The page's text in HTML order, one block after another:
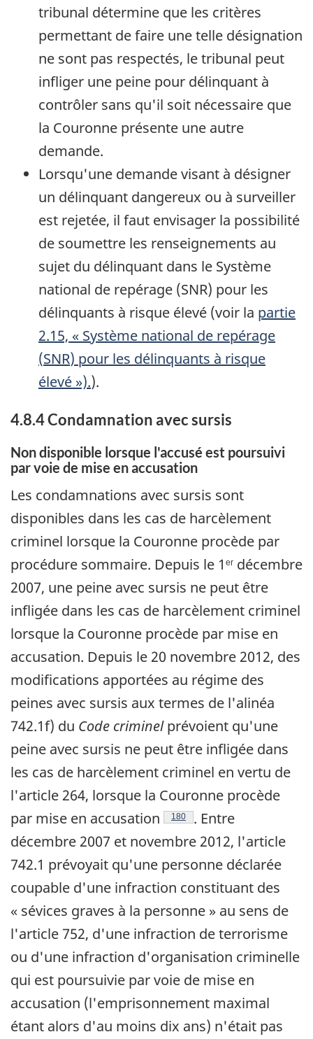
tribunal détermine que les critères
permettant de faire une telle désignation
ne sont pas respectés, le tribunal peut
infliger une peine pour délinquant à
contrôler sans qu'il soit nécessaire que
la Couronne présente une autre
demande.
Lorsqu'une demande visant à désigner
un délinquant dangereux ou à surveiller
est rejetée, il faut envisager la possibilité
de soumettre les renseignements au
sujet du délinquant dans le Système
national de repérage (SNR) pour les
délinquants à risque élevé (voir la partie
2.15, « Système national de repérage
(SNR) pour les délinquants à risque
élevé »).).
4.8.4 Condamnation avec sursis
Non disponible lorsque l'accusé est poursuivi
par voie de mise en accusation
Les condamnations avec sursis sont
disponibles dans les cas de harcèlement
criminel lorsque la Couronne procède par
procédure sommaire. Depuis le 1 er décembre
2007, une peine avec sursis ne peut être
infligée dans les cas de harcèlement criminel
lorsque la Couronne procède par mise en
accusation. Depuis le 20 novembre 2012, des
modifications apportées au régime des
peines avec sursis aux termes de l'alinéa
742.1f) du Code criminelprévoient qu'une
peine avec sursis ne peut être infligée dans
les cas de harcèlement criminel en vertu de
l'article 264, lorsque la Couronne procède
par mise en accusation
Footnote
180
. Entre
décembre 2007 et novembre 2012, l'article
742.1 prévoyait qu'une personne déclarée
coupable d'une infraction constituant des
« sévices graves à la personne » au sens de
l'article 752, d'une infraction de terrorisme
ou d'une infraction d'organisation criminelle
qui est poursuivie par voie de mise en
accusation (l'emprisonnement maximal
étant alors d'au moins dix ans) n'était pas